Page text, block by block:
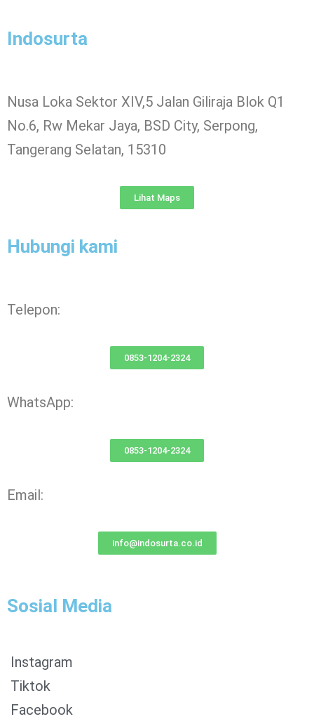
Indosurta
Nusa Loka Sektor XIV,5 Jalan Giliraja Blok Q1
No.6, Rw Mekar Jaya, BSD City, Serpong,
Tangerang Selatan, 15310
Lihat Maps
Hubungi kami
Telepon:
0853-1204-2324
WhatsApp:
0853-1204-2324
Email:
info@indosurta.co.id
Sosial Media
Instagram
Tiktok
Facebook